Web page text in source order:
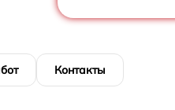
Контакты